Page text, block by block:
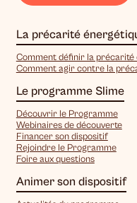
La précarité
Comment définir la précarité
Comment agir contre la
Le programme Slime
Découvrir le Programme
Webinaires de découverte
Financer son dispositif
Rejoindre le Programme
Foire aux questions
Animer son dispositif